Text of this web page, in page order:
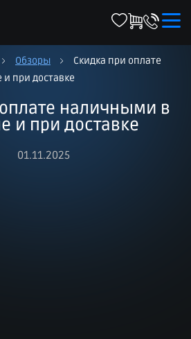
Обзоры
Скидка при оплате
при доставке
наличными в
и при доставке
01.11.2025